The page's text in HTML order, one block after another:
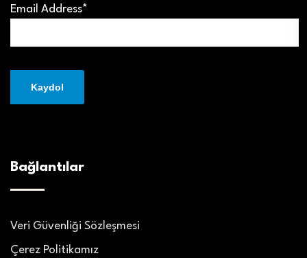
Email Address*
Bağlantılar
Veri Güvenliği Sözleşmesi
Çerez Politikamız